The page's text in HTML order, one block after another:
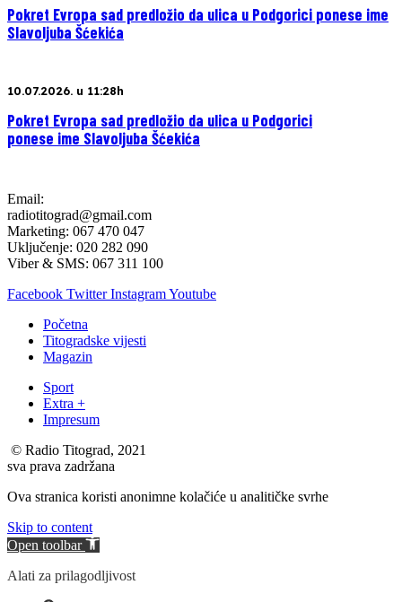
Pokret Evropa sad predložio da ulica u Podgorici ponese ime
Slavoljuba Šćekića
10.07.2026. u 11:28h
Pokret Evropa sad predložio da ulica u Podgorici
ponese ime Slavoljuba Šćekića
Email:
radiotitograd@gmail.com
Marketing: 067 470 047
Uključenje: 020 282 090
Viber & SMS: 067 311 100
Facebook Twitter InstagramYoutube
Početna
Titogradske vijesti
Magazin
Sport
Extra +
Impresum
© Radio Titograd, 2021
sva prava zadržana
Ova stranica koristi anonimne kolačiće u analitičke svrhe
Skip to content
Open toolbar
Alati za prilagodljivost